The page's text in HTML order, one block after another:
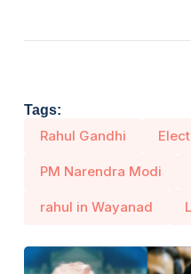
Tags:
Rahul Gandhi
PM Narendra Modi
rahul in Wayanad